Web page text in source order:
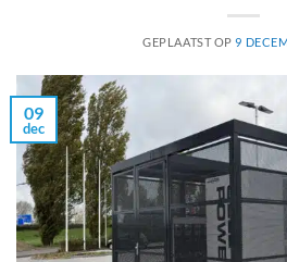
GEPLAATST OP9
09
dec